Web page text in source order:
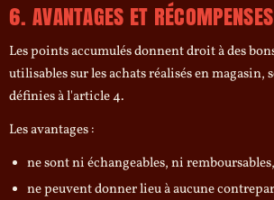
6. AVANTAGES ET RÉCOMPENSES
Les points accumulés donnent droit à des
utilisables sur les achats réalisés en magasin,
définies à l'article 4.
Les avantages :
ne sont ni échangeables, ni remboursables,
ne peuvent donner lieu à aucune